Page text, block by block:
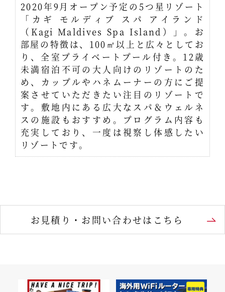
2020年9月オープン予定の5つ星リゾート
「カギ モルディブ スパ アイランド
（Kagi Maldives Spa Island）」。お
部屋の特徴は、100㎡以上と広々としてお
り、全室プライベートプール付き。12歳
未満宿泊不可の大人向けのリゾートのた
め、カップルやハネムーナーの方にご提
案させていただきたい注目のリゾートで
す。敷地内にある広大なスパ＆ウェルネ
スの施設もおすすめ。プログラム内容も
充実しており、一度は視察し体感したい
リゾートです。
お見積り・お問い合わせはこちら